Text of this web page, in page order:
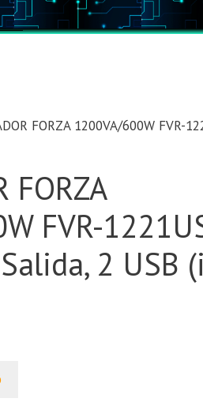
FORZA 1200VA/600W FVR-
FORZA
FVR-
2 USB